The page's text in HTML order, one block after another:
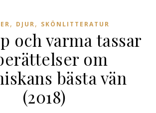
, DJUR, SKÖNLITTERATUR
och varma tassar
om
bästa vän
(2018)